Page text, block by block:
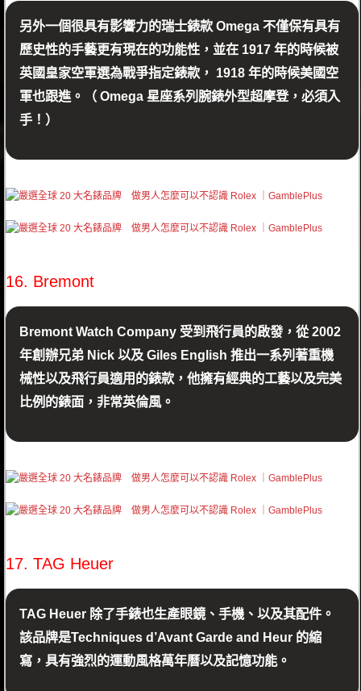
另外一個很具有影響力的瑞士錶款 Omega 不僅保有具有
歷史性的手藝更有現在的功能性，並在 1917 年的時候被
英國皇家空軍選為戰爭指定錶款， 1918 年的時候美國空
軍也跟進。（ Omega 星座系列腕錶外型超摩登，必須入
手！）
16. Bremont
Bremont Watch Company 受到飛行員的啟發，從 2002
年創辦兄弟 Nick 以及 Giles English 推出一系列著重機
械性以及飛行員適用的錶款，他擁有經典的工藝以及完美
比例的錶面，非常英倫風。
17. TAG Heuer
TAG Heuer 除了手錶也生產眼鏡、手機、以及其配件。
該品牌是Techniques d’Avant Garde and Heur 的縮
寫，具有強烈的運動風格萬年曆以及記憶功能。